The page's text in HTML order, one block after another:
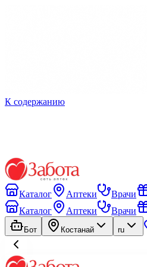
К содержанию
Каталог Аптеки Врачи
Каталог
Аптеки Врачи
Бот Костанай ru